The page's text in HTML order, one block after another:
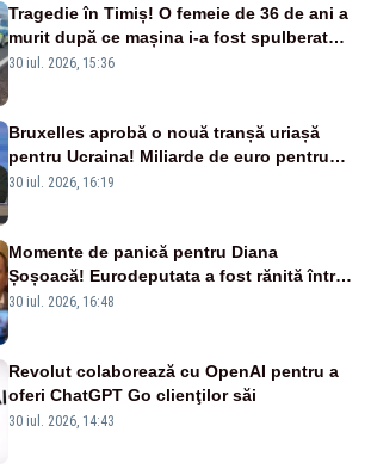
Tragedie în Timiș! O femeie de 36 de ani a
murit după ce mașina i-a fost spulberată
de tren
30 iul. 2026, 15:36
Bruxelles aprobă o nouă tranșă uriașă
pentru Ucraina! Miliarde de euro pentru
armament și apărare
30 iul. 2026, 16:19
Momente de panică pentru Diana
Șoșoacă! Eurodeputata a fost rănită într-
un accident rutier
30 iul. 2026, 16:48
Revolut colaborează cu OpenAI pentru a
oferi ChatGPT Go clienţilor săi
30 iul. 2026, 14:43